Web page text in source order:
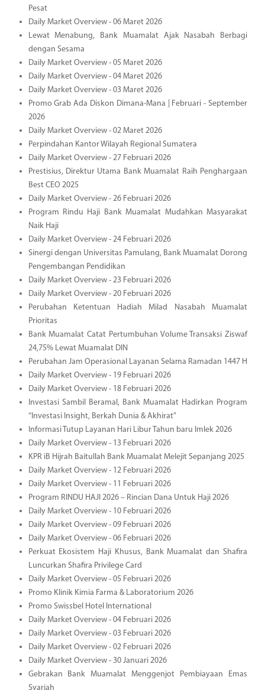
Pesat
Daily Market Overview - 06 Maret 2026
Lewat Menabung, Bank Muamalat Ajak Nasabah Berbagi
dengan Sesama
Daily Market Overview - 05 Maret 2026
Daily Market Overview - 04 Maret 2026
Daily Market Overview - 03 Maret 2026
Promo Grab Ada Diskon Dimana-Mana | Februari - September
2026
Daily Market Overview - 02 Maret 2026
Perpindahan Kantor Wilayah Regional Sumatera
Daily Market Overview - 27 Februari 2026
Prestisius, Direktur Utama Bank Muamalat Raih Penghargaan
Best CEO 2025
Daily Market Overview - 26 Februari 2026
Program Rindu Haji Bank Muamalat Mudahkan Masyarakat
Naik Haji
Daily Market Overview - 24 Februari 2026
Sinergi dengan Universitas Pamulang, Bank Muamalat Dorong
Pengembangan Pendidikan
Daily Market Overview - 23 Februari 2026
Daily Market Overview - 20 Februari 2026
Perubahan Ketentuan Hadiah Milad Nasabah Muamalat
Prioritas
Bank Muamalat Catat Pertumbuhan Volume Transaksi Ziswaf
24,75% Lewat Muamalat DIN
Perubahan Jam Operasional Layanan Selama Ramadan 1447 H
Daily Market Overview - 19 Februari 2026
Daily Market Overview - 18 Februari 2026
Investasi Sambil Beramal, Bank Muamalat Hadirkan Program
“Investasi Insight, Berkah Dunia & Akhirat”
Informasi Tutup Layanan Hari Libur Tahun baru Imlek 2026
Daily Market Overview - 13 Februari 2026
KPR iB Hijrah Baitullah Bank Muamalat Melejit Sepanjang 2025
Daily Market Overview - 12 Februari 2026
Daily Market Overview - 11 Februari 2026
Program RINDU HAJI 2026 – Rincian Dana Untuk Haji 2026
Daily Market Overview - 10 Februari 2026
Daily Market Overview - 09 Februari 2026
Daily Market Overview - 06 Februari 2026
Perkuat Ekosistem Haji Khusus, Bank Muamalat dan Shafira
Luncurkan Shafira Privilege Card
Daily Market Overview - 05 Februari 2026
Promo Klinik Kimia Farma & Laboratorium 2026
Promo Swissbel Hotel International
Daily Market Overview - 04 Februari 2026
Daily Market Overview - 03 Februari 2026
Daily Market Overview - 02 Februari 2026
Daily Market Overview - 30 Januari 2026
Gebrakan Bank Muamalat Menggenjot Pembiayaan Emas
Syariah